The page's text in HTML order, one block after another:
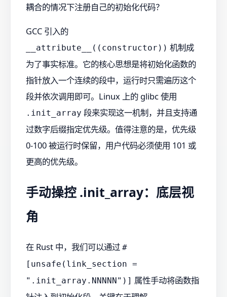
耦合的情况下注册自己的初始化代码？
GCC 引入的
__attribute__((constructor)) 机制成
为了事实标准。它的核心思想是将初始化函数的
指针放入一个连续的段中，运行时只需遍历这个
段并依次调用即可。Linux 上的 glibc 使用
.init_array 段来实现这一机制，并且支持通
过数字后缀指定优先级。值得注意的是，优先级
0-100 被运行时保留，用户代码必须使用 101 或
更高的优先级。
手动操控 .init_array：底层视
角
在 Rust 中，我们可以通过 #
[unsafe(link_section =
".init_array.NNNNN")] 属性手动将函数指